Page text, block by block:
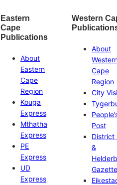
Eastern
Cape
Publications
About
Eastern
Cape
Region
Kouga
Express
Mthatha
Express
PE
Express
UD
Express
Western
About
Cape
Region
City
Post
District
&
Gazette